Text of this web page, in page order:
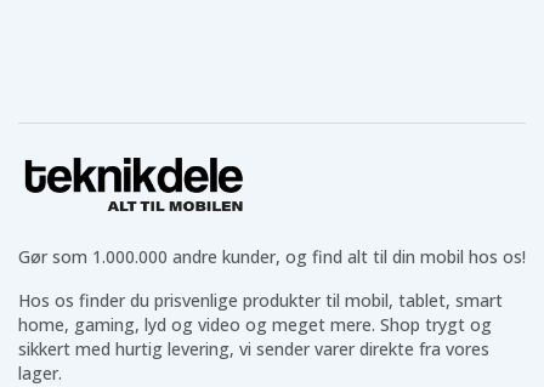
Gør som 1.000.000 andre kunder, og find alt til din mobil hos os!
Hos os finder du prisvenlige produkter til mobil, tablet, smart
home, gaming, lyd og video og meget mere. Shop trygt og
sikkert med hurtig levering, vi sender varer direkte fra vores
lager.